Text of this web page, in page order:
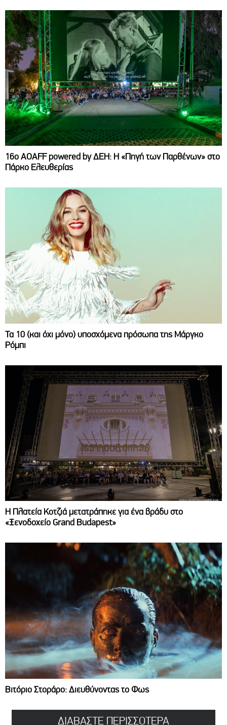
16ο AOAFF powered by ΔΕΗ: Η «Πηγή των Παρθένων» στο
Πάρκο Ελευθερίας
Τα 10 (και όχι μόνο) υποσχόμενα πρόσωπα της Μάργκο
Ρόμπι
Η Πλατεία Κοτζιά μετατράπηκε για ένα βράδυ στο
«Ξενοδοχείο Grand Budapest»
Βιτόριο Στοράρο: Διευθύνοντας το Φως
ΔΙΑΒΑΣΤΕ ΠΕΡΙΣΣΟΤΕΡΑ